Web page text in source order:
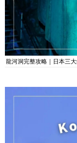
龍河洞完整攻略｜日本三